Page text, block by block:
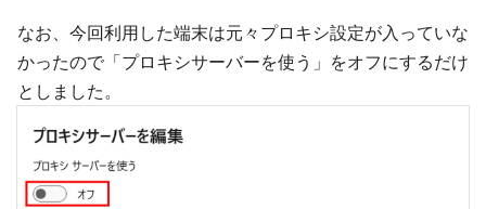
なお、今回利用した端末は元々プロキシ設定が入っていな
かったので「プロキシサーバーを使う」をオフにするだけ
としました。